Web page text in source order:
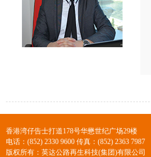
香港湾仔告士打道178号华懋世纪广场29楼
电话：(852) 2330 9600 传真：(852) 2363 7987
版权所有：英达公路再生科技(集团)有限公司